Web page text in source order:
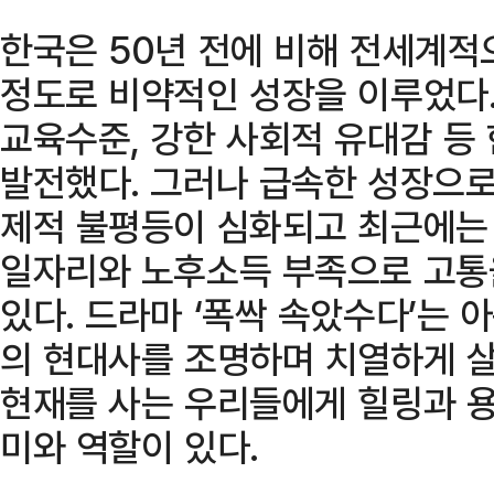
한국은 50년 전에 비해 전세계
정도로 비약적인 성장을 이루었
교육수준, 강한 사회적 유대감
발전했다. 그러나 급속한 성장으
제적 불평등이 심화되고 최근에
일자리와 노후소득 부족으로 고
있다. 드라마 ‘폭싹 속았수다’는
의 현대사를 조명하며 치열하게
현재를 사는 우리들에게 힐링과
미와 역할이 있다.